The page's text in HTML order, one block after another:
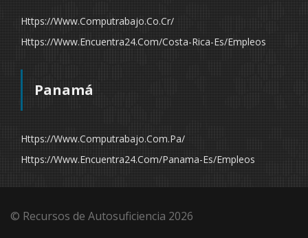
Https://www.computrabajo.co.cr/
Https://www.encuentra24.com/costa-Rica-Es/empleos
Panamá
Https://www.computrabajo.com.pa/
Https://www.encuentra24.com/panama-Es/empleos
© Recursos de Autosuficiencia 2026